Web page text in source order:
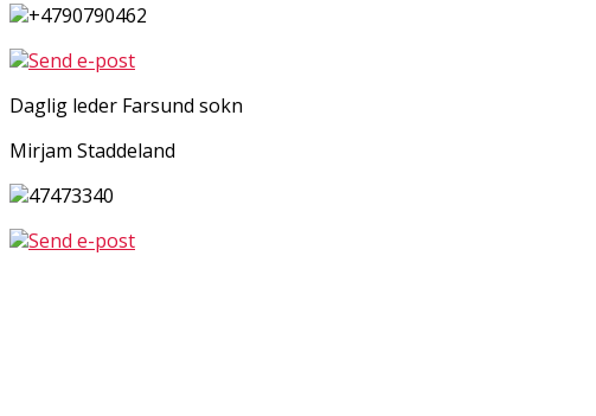
+4790790462
Send e-post
Daglig leder Farsund sokn
Mirjam Staddeland
47473340
Send e-post